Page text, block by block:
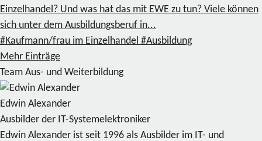
Einzelhandel? Und was hat das mit EWE zu tun? Viele können
sich unter dem Ausbildungsberuf in...
#Kaufmann/frau im Einzelhandel #Ausbildung
Mehr Einträge
Team Aus- und Weiterbildung
Edwin Alexander
Ausbilder der IT-Systemelektroniker
Edwin Alexander ist seit 1996 als Ausbilder im IT- und